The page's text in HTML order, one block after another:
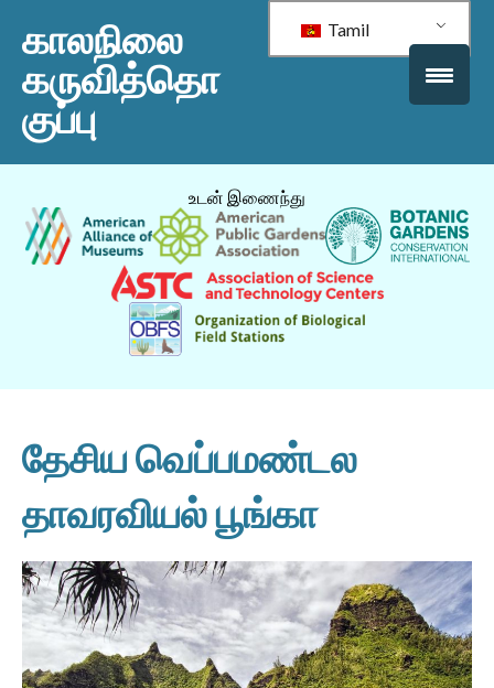
காலநிலை
கருவித்தொ
குப்பு
Tamil
உடன் இணைந்து
தேசிய வெப்பமண்டல
தாவரவியல் பூங்கா